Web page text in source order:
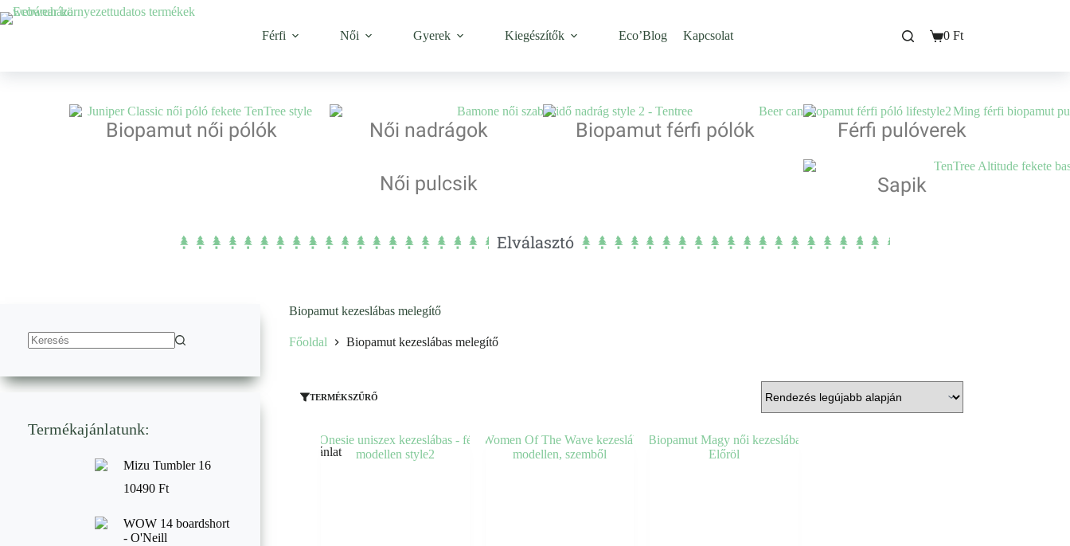
Férfi Női Gyerek Kiegészítők Eco’Blog Kapcsolat 0 Ft
Biopamut női pólók Női nadrágok
Női pulcsik
Biopamut férfi pólók Férfi pulóverek
Sapik
Elválasztó
Biopamut kezeslábas melegítő
Főoldal Biopamut kezeslábas melegítő
TERMÉKSZŰRŐ
Ajánlat
Termékajánlatunk:
Mizu Tumbler 16
10490 Ft
WOW 14 boardshort
- O'Neill